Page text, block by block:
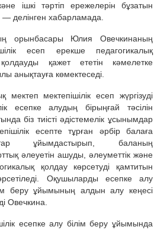
ішкі тәртіп ережелерін бұзатын
делінген хабарламада.
орынбасары Юлия Овечкинаның
есеп ерекше педагогикалық
қажет ететін кәмелетке
анықтауға көмектеседі.
мектеп мектепішілік есеп жүргізуді
есепке алудың бірыңғай тәсілін
біз тиісті әдістемелік ұсынымдар
есепте тұрған әрбір балаға
ұйымдастырып, баланың
әлеуетін ашуды, әлеуметтік және
қолдау көрсетуді қамтитын
Оқушыларды есепке алу
беру ұйымының алдын алу кеңесі
Овечкина.
есепке алу білім беру ұйымында